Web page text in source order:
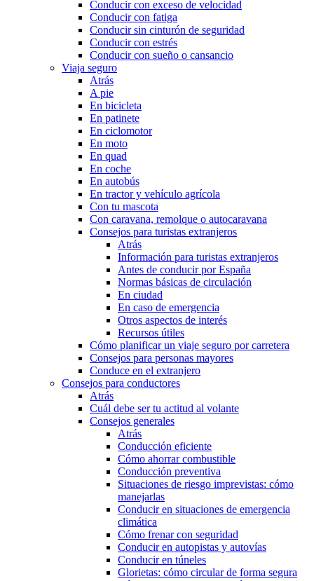
Conducir con exceso de velocidad
Conducir con fatiga
Conducir sin cinturón de seguridad
Conducir con estrés
Conducir con sueño o cansancio
Viaja seguro
Atrás
A pie
En bicicleta
En patinete
En ciclomotor
En moto
En quad
En coche
En autobús
En tractor y vehículo agrícola
Con tu mascota
Con caravana, remolque o autocaravana
Consejos para turistas extranjeros
Atrás
Información para turistas extranjeros
Antes de conducir por España
Normas básicas de circulación
En ciudad
En caso de emergencia
Otros aspectos de interés
Recursos útiles
Cómo planificar un viaje seguro por carretera
Consejos para personas mayores
Conduce en el extranjero
Consejos para conductores
Atrás
Cuál debe ser tu actitud al volante
Consejos generales
Atrás
Conducción eficiente
Cómo ahorrar combustible
Conducción preventiva
Situaciones de riesgo imprevistas: cómo
manejarlas
Conducir en situaciones de emergencia
climática
Cómo frenar con seguridad
Conducir en autopistas y autovías
Conducir en túneles
Glorietas: cómo circular de forma segura